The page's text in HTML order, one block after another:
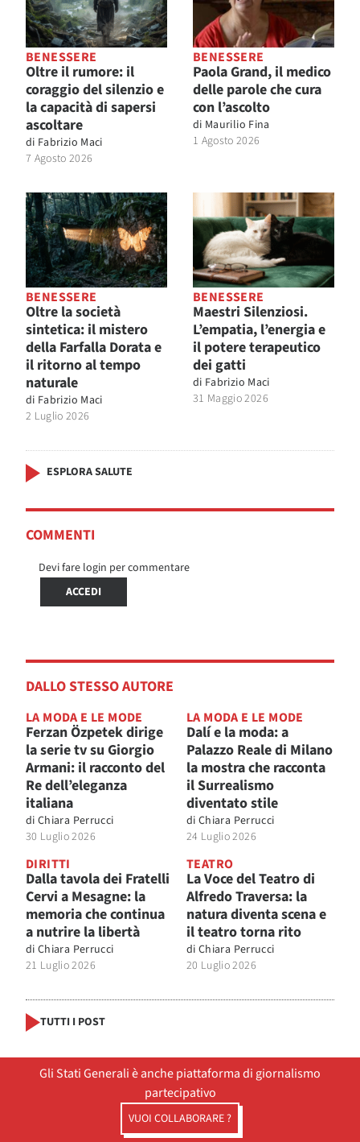
BENESSERE
Oltre il rumore: il
coraggio del silenzio e
la capacità di sapersi
ascoltare
di Fabrizio Maci
7 Agosto 2026
BENESSERE
Paola Grand, il medico
delle parole che cura
con l’ascolto
di Maurilio Fina
1 Agosto 2026
BENESSERE
Oltre la società
sintetica: il mistero
della Farfalla Dorata e
il ritorno al tempo
naturale
di Fabrizio Maci
2 Luglio 2026
BENESSERE
Maestri Silenziosi.
L’empatia, l’energia e
il potere terapeutico
dei gatti
di Fabrizio Maci
31 Maggio 2026
ESPLORA SALUTE
COMMENTI
Devi fare login per commentare
ACCEDI
DALLO STESSO AUTORE
LA MODA E LE MODE
Ferzan Özpetek dirige
la serie tv su Giorgio
Armani: il racconto del
Re dell’eleganza
italiana
di Chiara Perrucci
30 Luglio 2026
LA MODA E LE MODE
Dalí e la moda: a
Palazzo Reale di Milano
la mostra che racconta
il Surrealismo
diventato stile
di Chiara Perrucci
24 Luglio 2026
DIRITTI
Dalla tavola dei Fratelli
Cervi a Mesagne: la
memoria che continua
a nutrire la libertà
di Chiara Perrucci
21 Luglio 2026
TEATRO
La Voce del Teatro di
Alfredo Traversa: la
natura diventa scena e
il teatro torna rito
di Chiara Perrucci
20 Luglio 2026
TUTTI I POST
Gli Stati Generali è anche piattaforma di giornalismo
partecipativo
VUOI COLLABORARE ?